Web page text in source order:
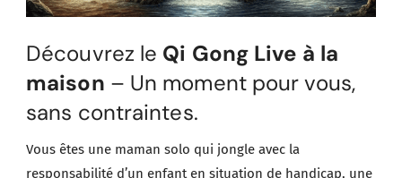
Découvrez le Qi Gong Live à la
maison – Un moment pour vous,
sans contraintes.
Vous êtes une maman solo qui jongle avec la
responsabilité d’un enfant en situation de handicap, une